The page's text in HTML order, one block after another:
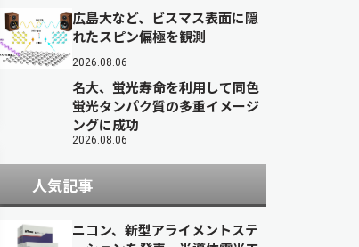
広島大など、ビスマス表面に隠
れたスピン偏極を観測
2026.08.06
名大、蛍光寿命を利用して同色
蛍光タンパク質の多重イメージ
ングに成功
2026.08.06
人気記事
ニコン、新型アライメントステ